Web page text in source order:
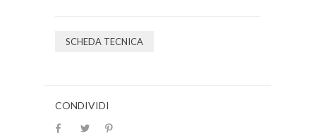
SCHEDA TECNICA
CONDIVIDI